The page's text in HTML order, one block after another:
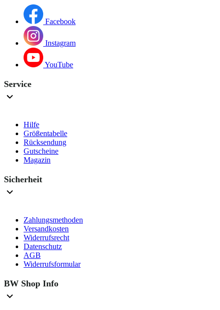
Facebook
Instagram
YouTube
Service
Hilfe
Größentabelle
Rücksendung
Gutscheine
Magazin
Sicherheit
Zahlungsmethoden
Versandkosten
Widerrufsrecht
Datenschutz
AGB
Widerrufsformular
BW Shop Info